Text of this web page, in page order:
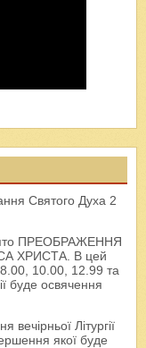
Святого Духа 2
ПРЕОБРАЖЕННЯ
ХРИСТА. В цей
10.00, 12.99 та
буде освячення
Літургії
якої буде